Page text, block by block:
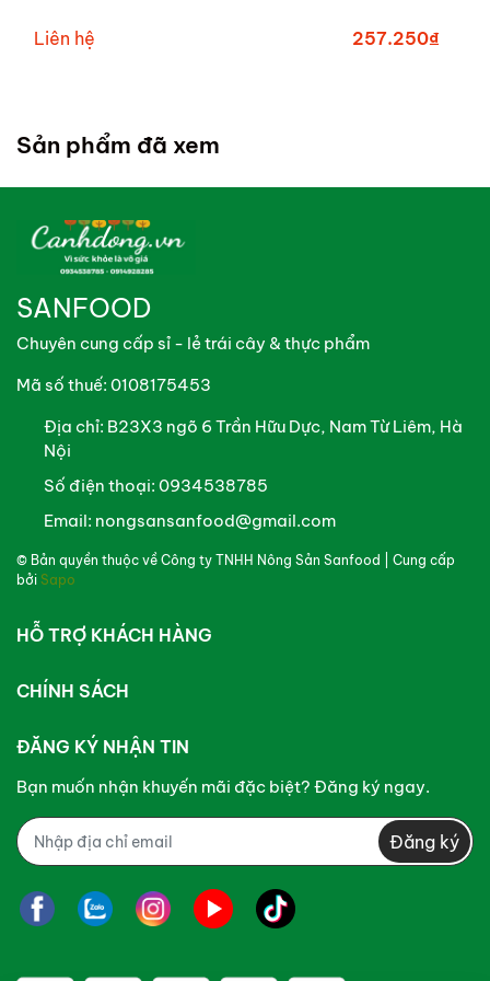
Liên hệ 257.250₫
Sản phẩm đã xem
SANFOOD
Chuyên cung cấp sỉ - lẻ trái cây & thực phẩm
Mã số thuế: 0108175453
Địa chỉ: B23X3 ngõ 6 Trần Hữu Dực, Nam Từ Liêm, Hà
Nội
Số điện thoại: 0934538785
Email: nongsansanfood@gmail.com
© Bản quyền thuộc về Công ty TNHH Nông Sản Sanfood
| Cung cấp
bởi Sapo
HỖ TRỢ KHÁCH HÀNG
CHÍNH SÁCH
ĐĂNG KÝ NHẬN TIN
Bạn muốn nhận khuyến mãi đặc biệt? Đăng ký ngay.
Đăng ký